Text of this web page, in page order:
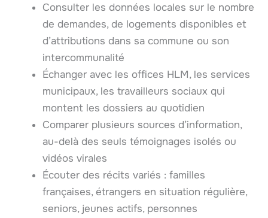
Consulter les données locales sur le nombre
de demandes, de logements disponibles et
d’attributions dans sa commune ou son
intercommunalité
Échanger avec les offices HLM, les services
municipaux, les travailleurs sociaux qui
montent les dossiers au quotidien
Comparer plusieurs sources d’information,
au-delà des seuls témoignages isolés ou
vidéos virales
Écouter des récits variés : familles
françaises, étrangers en situation régulière,
seniors, jeunes actifs, personnes